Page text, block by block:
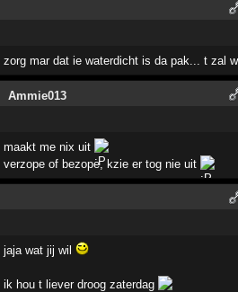
zorg mar dat ie waterdicht is da pak... t zal
Ammie013
maakt me nix uit
verzope of bezope, kzie er tog nie uit
jaja wat jij wil
ik hou t liever droog zaterdag